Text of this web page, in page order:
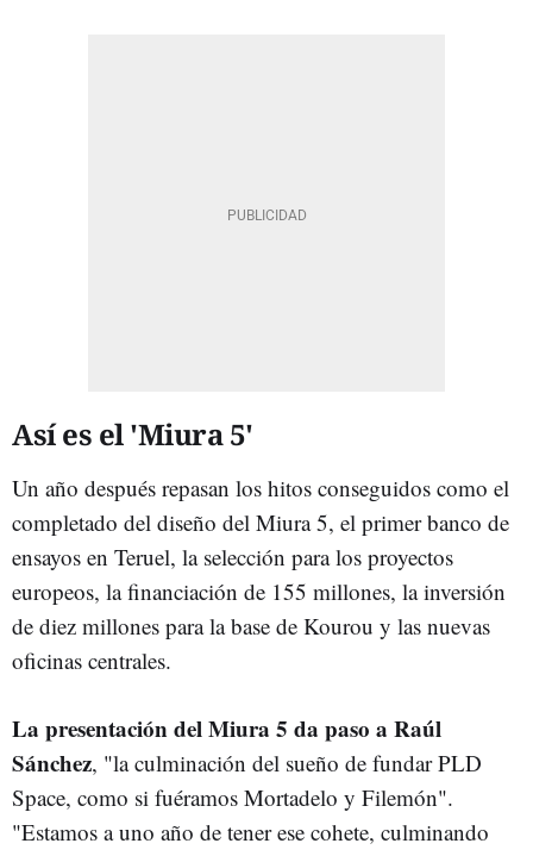
Así es el 'Miura 5'
Un año después repasan los hitos conseguidos como el
completado del diseño del Miura 5, el primer banco de
ensayos en Teruel, la selección para los proyectos
europeos, la financiación de 155 millones, la inversión
de diez millones para la base de Kourou y las nuevas
oficinas centrales.
La presentación del Miura 5 da paso a Raúl
Sánchez, "la culminación del sueño de fundar PLD
Space, como si fuéramos Mortadelo y Filemón".
"Estamos a uno año de tener ese cohete, culminando